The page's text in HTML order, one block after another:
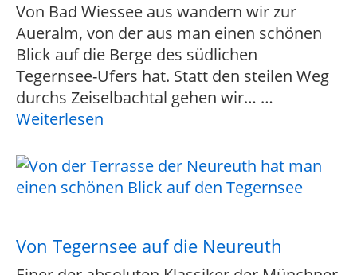
Von Bad Wiessee aus wandern wir zur
Aueralm, von der aus man einen schönen
Blick auf die Berge des südlichen
Tegernsee-Ufers hat. Statt den steilen Weg
durchs Zeiselbachtal gehen wir… …
Weiterlesen
Von Tegernsee auf die Neureuth